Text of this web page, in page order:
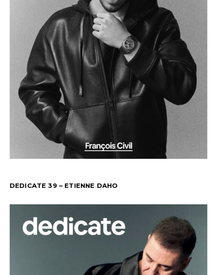
DEDICATE 39 – ETIENNE DAHO